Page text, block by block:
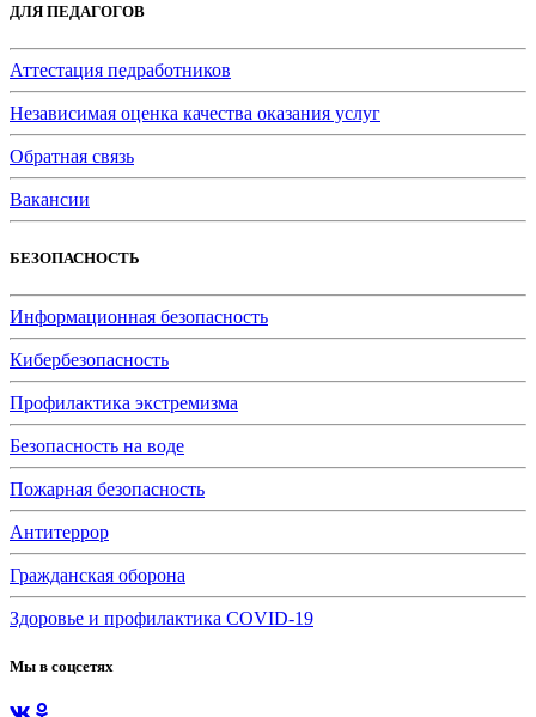
ДЛЯ ПЕДАГОГОВ
Аттестация педработников
Независимая оценка качества оказания услуг
Обратная связь
Вакансии
БЕЗОПАСНОСТЬ
Информационная безопасность
Кибербезопасность
Профилактика экстремизма
Безопасность на воде
Пожарная безопасность
Антитеррор
Гражданская оборона
Здоровье и профилактика COVID-19
Мы в соцсетях